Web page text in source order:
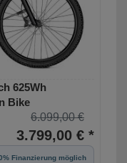
625Wh
Bike
6.099,00 €
3.799,00 € *
Finanzierung möglich